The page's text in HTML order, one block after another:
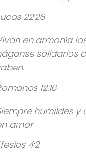
22:26
en armonía
solidarios
12:16
humildes y
amor.
4:2